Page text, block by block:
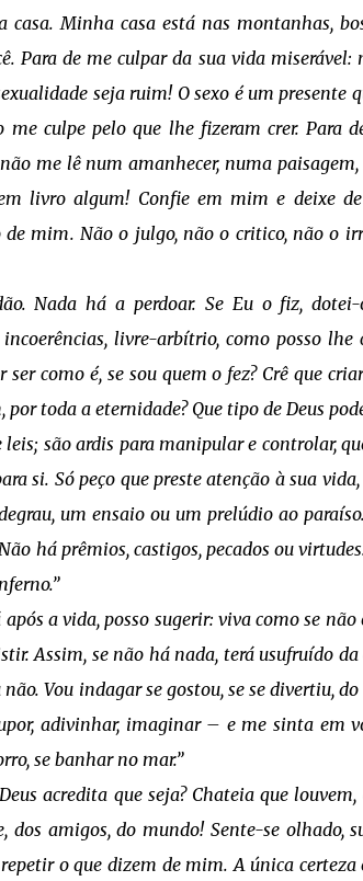
Minha casa está nas montanhas,
Para de me culpar da sua vida
seja ruim! O sexo é um presente
me culpe pelo que lhe fizeram crer. Para
me lê num amanhecer, numa
livro algum! Confie em mim e deixe
de mim. Não o julgo, não o critico, não o
Nada há a perdoar. Se Eu o fiz, dotei-
incoerências, livre-arbítrio, como posso
ser como é, se sou quem o fez? Crê que
toda a eternidade? Que tipo de Deus
leis; são ardis para manipular e controlar,
si. Só peço que preste atenção à sua
um ensaio ou um prelúdio ao
há prêmios, castigos, pecados ou
a vida, posso sugerir: viva como se não
Assim, se não há nada, terá usufruído
Vou indagar se gostou, se se divertiu,
adivinhar, imaginar – e me sinta em
se banhar no mar.”
acredita que seja? Chateia que
dos amigos, do mundo! Sente-se olhado,
o que dizem de mim. A única certeza